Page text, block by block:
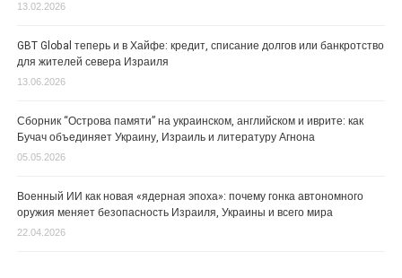
13.02.2026
GBT Global теперь и в Хайфе: кредит, списание долгов или банкротство
для жителей севера Израиля
13.06.2026
Сборник “Острова памяти” на украинском, английском и иврите: как
Бучач объединяет Украину, Израиль и литературу Агнона
05.05.2026
Военный ИИ как новая «ядерная эпоха»: почему гонка автономного
оружия меняет безопасность Израиля, Украины и всего мира
22.04.2026